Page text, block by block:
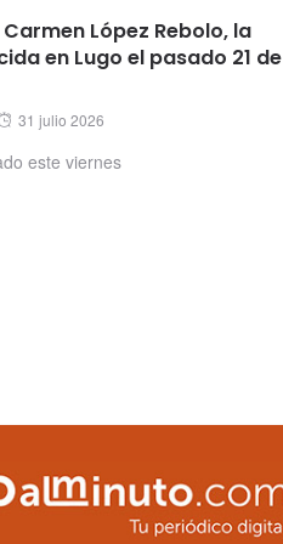
López Rebolo, la
en Lugo el pasado 21 de
Posted
31 julio 2026
este viernes